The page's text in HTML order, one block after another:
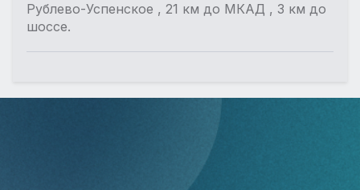
Рублево-Успенское , 21 км до МКАД , 3 км до
шоссе.